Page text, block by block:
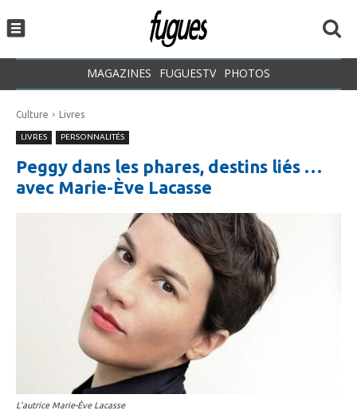
MAGAZINES FUGUESTV PHOTOS
Culture Livres
LIVRES PERSONNALITÉS
Peggy dans les phares, destins liés …
avec Marie-Ève Lacasse
L'autrice Marie-Ève Lacasse